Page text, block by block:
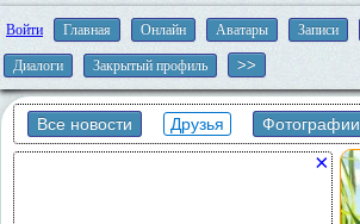
Войти Главная Онлайн Аватары Записи
Диалоги Закрытый профиль
Все новости Друзья Фотографии
×